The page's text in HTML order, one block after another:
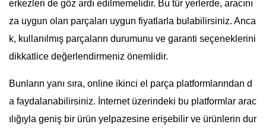
erkezleri de göz ardı edilmemelidir. Bu tür yerlerde, aracını
za uygun olan parçaları uygun fiyatlarla bulabilirsiniz. Anca
k, kullanılmış parçaların durumunu ve garanti seçeneklerini
dikkatlice değerlendirmeniz önemlidir.
Bunların yanı sıra, online ikinci el parça platformlarından d
a faydalanabilirsiniz. İnternet üzerindeki bu platformlar arac
ılığıyla geniş bir ürün yelpazesine erişebilir ve ürünlerin dur